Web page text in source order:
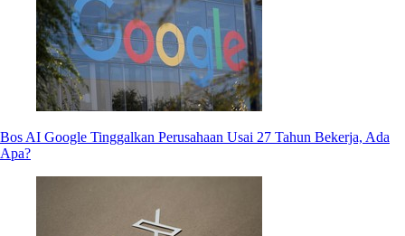
Bos AI Google Tinggalkan Perusahaan Usai 27 Tahun Bekerja, Ada
Apa?